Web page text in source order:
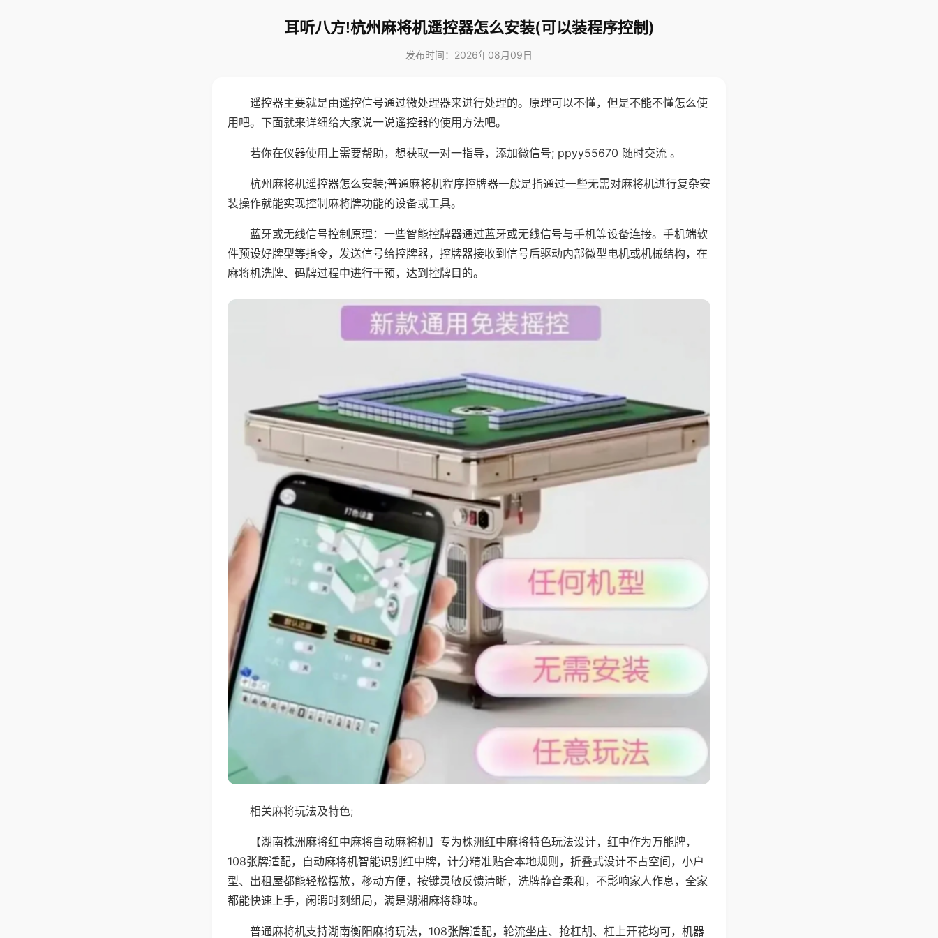
耳听八方!杭州麻将机遥控器怎么安装(可以装程序控制)
发布时间：2026年08月09日
遥控器主要就是由遥控信号通过微处理器来进行处理的。原理可以不懂，但是不能不懂怎么使
用吧。下面就来详细给大家说一说遥控器的使用方法吧。
若你在仪器使用上需要帮助，想获取一对一指导，添加微信号; ppyy55670 随时交流 。
杭州麻将机遥控器怎么安装;普通麻将机程序控牌器一般是指通过一些无需对麻将机进行复杂安
装操作就能实现控制麻将牌功能的设备或工具。
蓝牙或无线信号控制原理：一些智能控牌器通过蓝牙或无线信号与手机等设备连接。手机端软
件预设好牌型等指令，发送信号给控牌器，控牌器接收到信号后驱动内部微型电机或机械结构，在
麻将机洗牌、码牌过程中进行干预，达到控牌目的。
相关麻将玩法及特色;
【湖南株洲麻将红中麻将自动麻将机】专为株洲红中麻将特色玩法设计，红中作为万能牌，
108张牌适配，自动麻将机智能识别红中牌，计分精准贴合本地规则，折叠式设计不占空间，小户
型、出租屋都能轻松摆放，移动方便，按键灵敏反馈清晰，洗牌静音柔和，不影响家人作息，全家
都能快速上手，闲暇时刻组局，满是湖湘麻将趣味。
普通麻将机支持湖南衡阳麻将玩法，108张牌适配，轮流坐庄、抢杠胡、杠上开花均可，机器